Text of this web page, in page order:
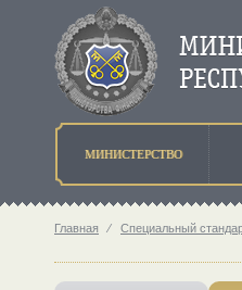
МИНИСТЕРСТВО
Главная ⁄ Специальный